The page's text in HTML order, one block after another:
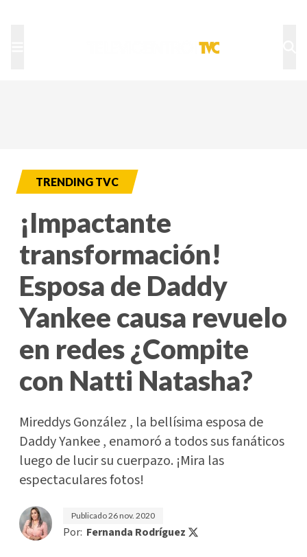
TRENDING TVC
¡Impactante
transformación!
Esposa de Daddy
Yankee causa revuelo
en redes ¿Compite
con Natti Natasha?
Mireddys González , la bellísima esposa de
Daddy Yankee , enamoró a todos sus fanáticos
luego de lucir su cuerpazo. ¡Mira las
espectaculares fotos!
Publicado26 nov. 2020
Por: Fernanda Rodríguez